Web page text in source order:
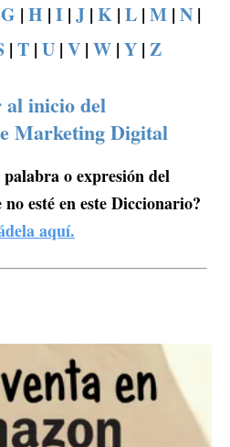
G | H | I| J| K| L| M| N|
| T| U| V| W| Y| Z
al inicio del
Marketing Digital
palabra o expresión del
esté en este Diccionario?
aquí.